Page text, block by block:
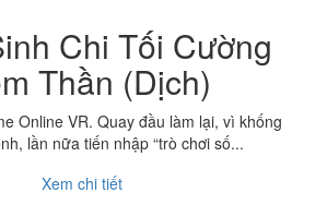
Chi Tối Cường
Thần (Dịch)
Online VR. Quay đầu làm lại, vì khống
lần nữa tiến nhập “trò chơi số...
Xem chi tiết